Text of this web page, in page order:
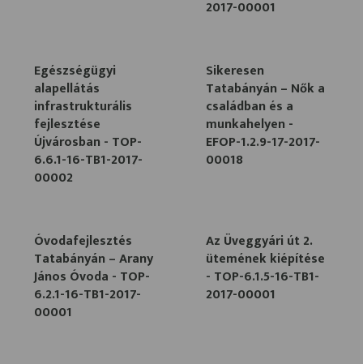
2017-00001
Egészségügyi
alapellátás
infrastrukturális
fejlesztése
Újvárosban - TOP-
6.6.1-16-TB1-2017-
00002
Sikeresen
Tatabányán – Nők a
családban és a
munkahelyen -
EFOP-1.2.9-17-2017-
00018
Óvodafejlesztés
Tatabányán – Arany
János Óvoda - TOP-
6.2.1-16-TB1-2017-
00001
Az Üveggyári út 2.
ütemének kiépítése
- TOP-6.1.5-16-TB1-
2017-00001